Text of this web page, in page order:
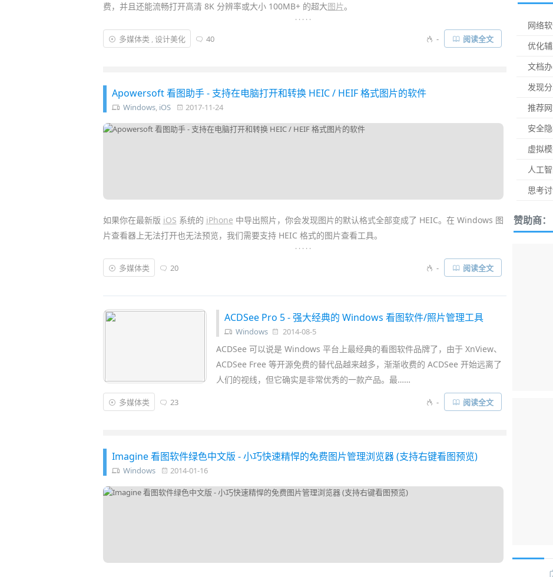
费，并且还能流畅打开高清 8K 分辨率或大小 100MB+ 的超大图片。
经过一番搜索 和对比，发现 JPEGView
这款开源免费的看图小工具真的好用！它非常轻量小巧，打开大图速度
极快，界面简洁纯净无广告，支持图片格式丰富，能左右翻页浏览同文件夹下的
。而且除了看图外，还提
. . . . .
多媒体类 ,设计美化 40 - 阅读全文
Apowersoft 看图助手 - 支持在电脑打开和转换 HEIC / HEIF 格式图片的软件
Windows, iOS 2017-11-24
如果你在最新版 iOS 系统的 iPhone 中导出照片，你会发现图片的默认格式全部变成了 HEIC。在 Windows 图
片查看器上无法打开也无法预览，我们需要支持 HEIC 格式的图片查看工具。
HEIC是由Apple新推出的更为先进的图像文件格式，全称为 High Efficiency Image File Format，也叫做
HEIF(中文名为高效图像文件格式)。
格式最大的优势是不改变画质前提下，比 JPG 图片占用将近小于一半
的空间！所以在存储空间有限的情况下，可以保留更多的照片和视频……
. . . . .
多媒体类 20 - 阅读全文
ACDSee Pro 5 - 强大经典的 Windows 看图软件/照片管理工具
Windows 2014-08-5
ACDSee 可以说是 Windows 平台上最经典的看图软件品牌了，由于 XnView、
ACDSee Free 等开源免费的替代品越来越多，渐渐收费的 ACDSee 开始远离了
人们的视线，但它确实是非常优秀的一款产品。最……
多媒体类 23 - 阅读全文
Imagine 看图软件绿色中文版 - 小巧快速精悍的免费图片管理浏览器 (支持右键看图预览)
Windows 2014-01-16
网络
优化
文档
发现
推荐
安全
虚拟
人工
思考
赞助商：